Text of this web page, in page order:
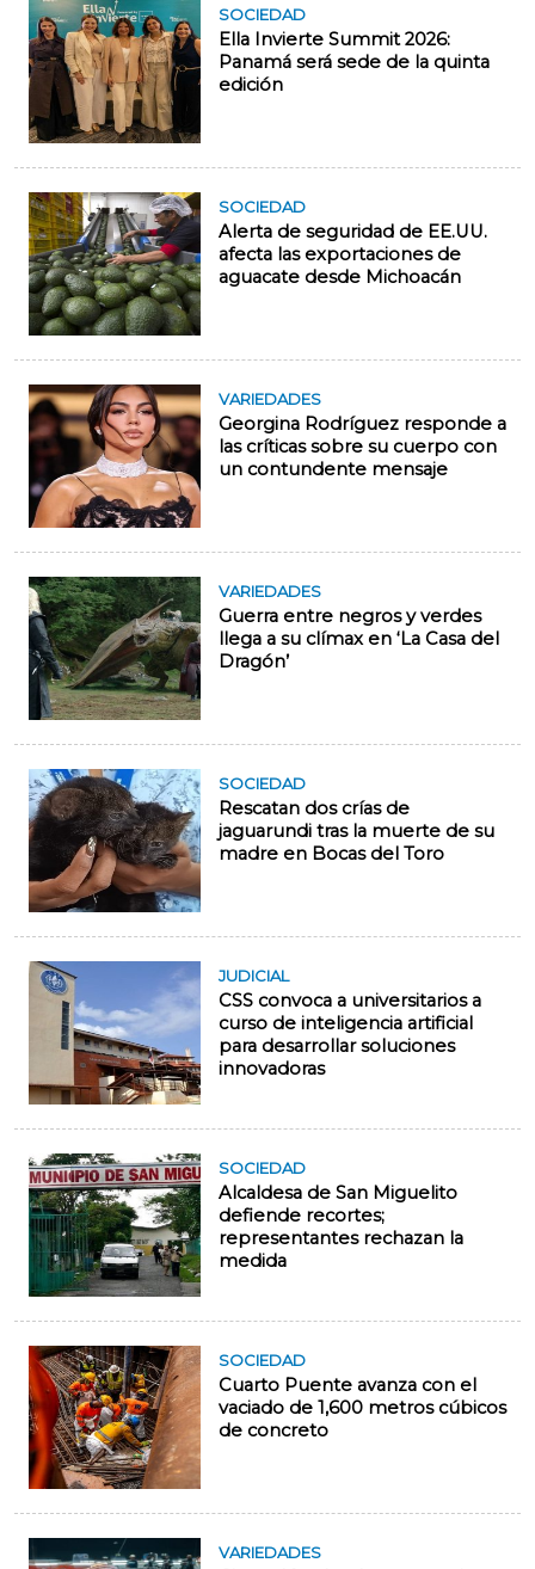
SOCIEDAD
Ella Invierte Summit 2026:
Panamá será sede de la quinta
edición
SOCIEDAD
Alerta de seguridad de EE.UU.
afecta las exportaciones de
aguacate desde Michoacán
VARIEDADES
Georgina Rodríguez responde a
las críticas sobre su cuerpo con
un contundente mensaje
VARIEDADES
Guerra entre negros y verdes
llega a su clímax en ‘La Casa del
Dragón’
SOCIEDAD
Rescatan dos crías de
jaguarundi tras la muerte de su
madre en Bocas del Toro
JUDICIAL
CSS convoca a universitarios a
curso de inteligencia artificial
para desarrollar soluciones
innovadoras
SOCIEDAD
Alcaldesa de San Miguelito
defiende recortes;
representantes rechazan la
medida
SOCIEDAD
Cuarto Puente avanza con el
vaciado de 1,600 metros cúbicos
de concreto
VARIEDADES